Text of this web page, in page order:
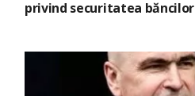
privind securitatea băncilor